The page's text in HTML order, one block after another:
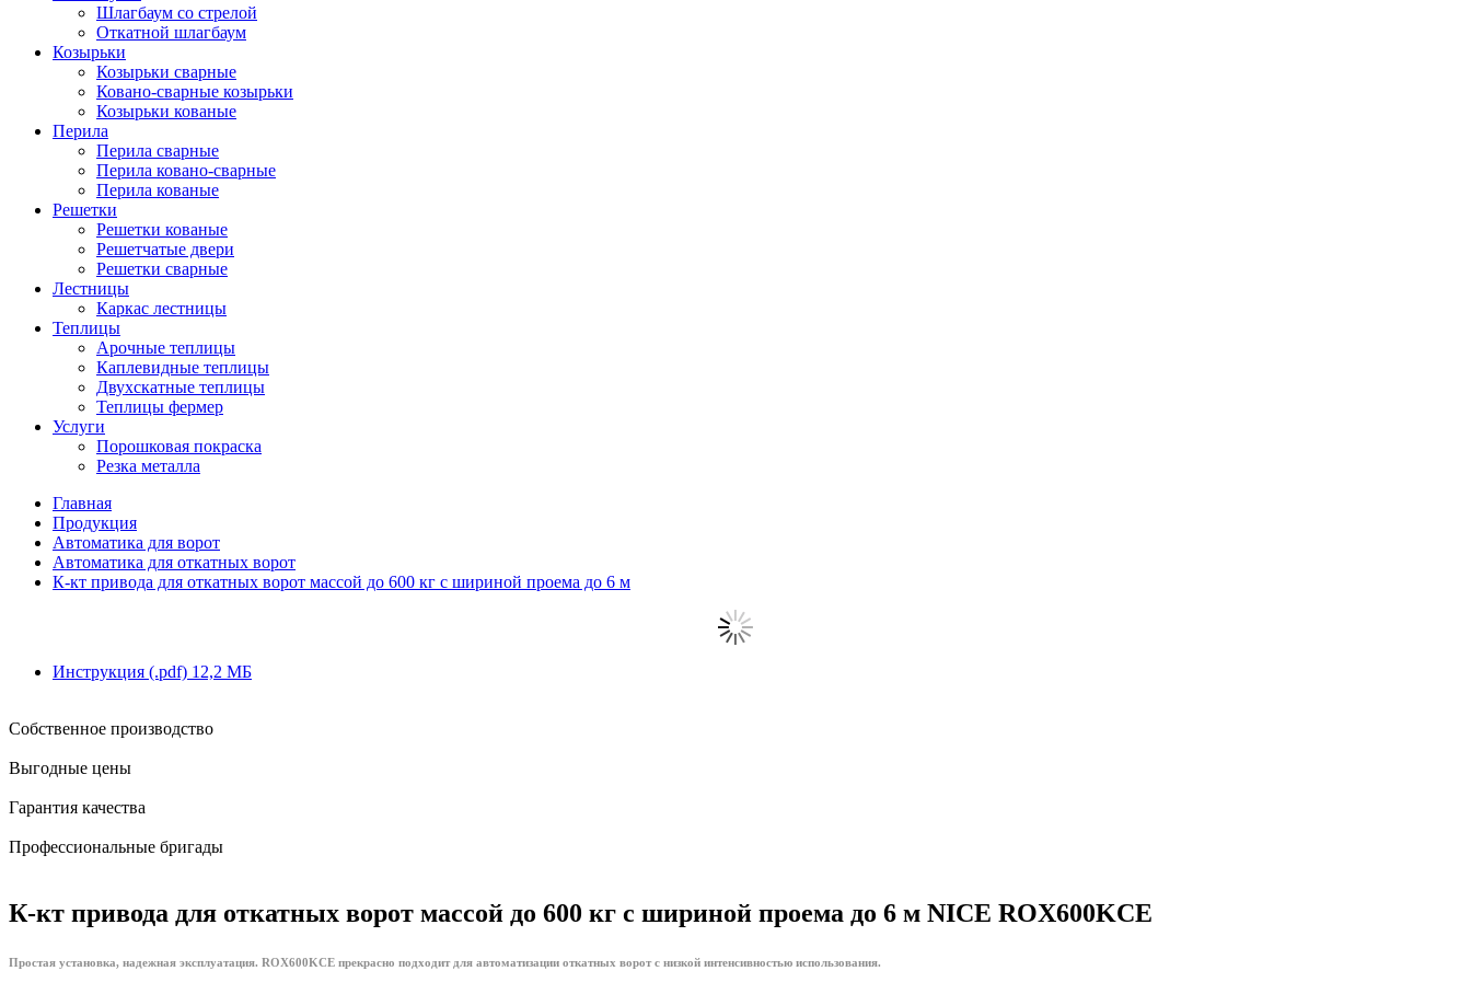
Шлагбаум со стрелой
Откатной шлагбаум
Козырьки
Козырьки сварные
Ковано-сварные козырьки
Козырьки кованые
Перила
Перила сварные
Перила ковано-сварные
Перила кованые
Решетки
Решетки кованые
Решетчатые двери
Решетки сварные
Лестницы
Каркас лестницы
Теплицы
Арочные теплицы
Каплевидные теплицы
Двухскатные теплицы
Теплицы фермер
Услуги
Порошковая покраска
Резка металла
Главная
Продукция
Автоматика для ворот
Автоматика для откатных ворот
К-кт привода для откатных ворот массой до 600 кг с шириной проема до 6 м
Инструкция (.pdf) 12,2 MБ
Собственное производство
Выгодные цены
Гарантия качества
Профессиональные бригады
К-кт привода для откатных ворот массой до 600 кг с шириной проема до 6 м NICE ROX600KCE
Простая установка, надежная эксплуатация. ROX600KCE прекрасно подходит для автоматизации откатных ворот с низкой интенсивностью использования.